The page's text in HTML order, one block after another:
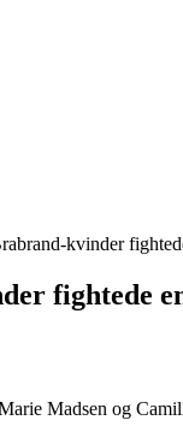
kvinder
fightede
Madsen og